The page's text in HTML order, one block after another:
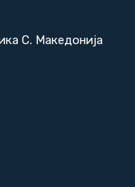
С. Македонија